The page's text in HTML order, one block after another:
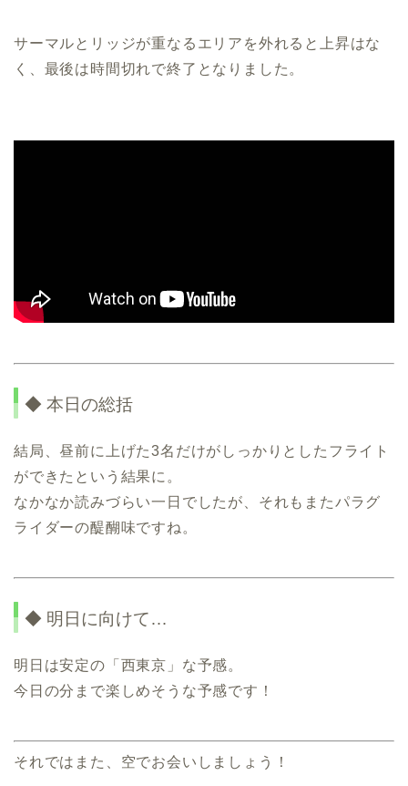
サーマルとリッジが重なるエリアを外れると上昇はな
く、最後は時間切れで終了となりました。
◆ 本日の総括
結局、昼前に上げた3名だけがしっかりとしたフライト
ができたという結果に。
なかなか読みづらい一日でしたが、それもまたパラグ
ライダーの醍醐味ですね。
◆ 明日に向けて…
明日は安定の「西東京」な予感。
今日の分まで楽しめそうな予感です！
それではまた、空でお会いしましょう！